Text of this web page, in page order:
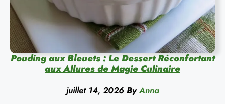
Pouding aux Bleuets : Le Dessert Réconfortant
aux Allures de Magie Culinaire
juillet 14, 2026 By Anna